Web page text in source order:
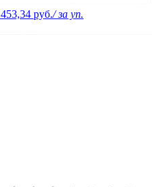
453,34 руб./ за уп.